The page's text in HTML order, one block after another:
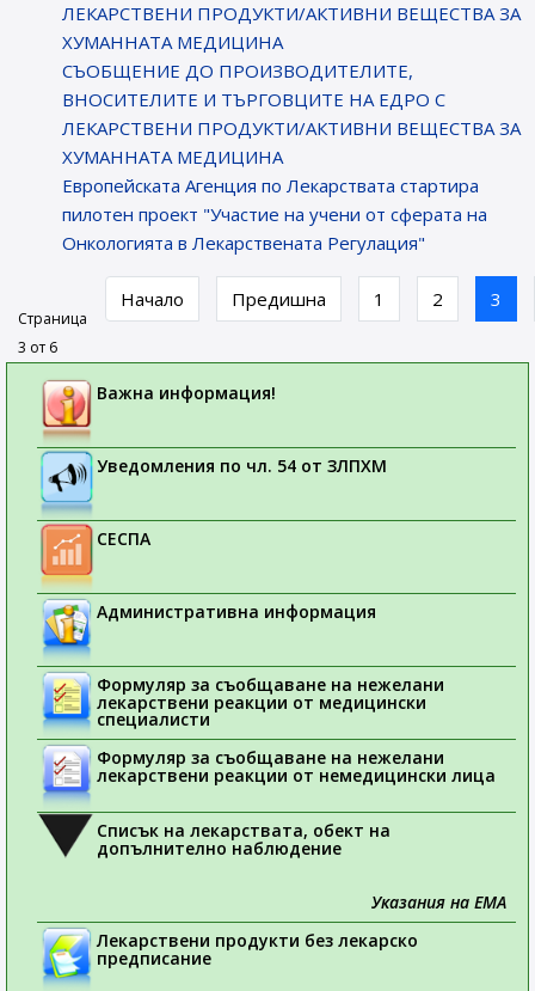
ЛЕКАРСТВЕНИ ПРОДУКТИ/АКТИВНИ ВЕЩЕСТВА ЗА
ХУМАННАТА МЕДИЦИНА
СЪОБЩЕНИЕ ДО ПРОИЗВОДИТЕЛИТЕ,
ВНОСИТЕЛИТЕ И ТЪРГОВЦИТЕ НА ЕДРО С
ЛЕКАРСТВЕНИ ПРОДУКТИ/АКТИВНИ ВЕЩЕСТВА ЗА
ХУМАННАТА МЕДИЦИНА
Европейската Агенция по Лекарствата стартира
пилотен проект "Участие на учени от сферата на
Онкологията в Лекарствената Регулация"
Страница
3 от 6
Начало Предишна 1 2 3
Важна информация!
Уведомления по чл. 54 от ЗЛПХМ
СЕСПА
Административна информация
Формуляр за съобщаване на нежелани
лекарствени реакции от медицински
специалисти
Формуляр за съобщаване на нежелани
лекарствени реакции от немедицински лица
Списък на лекарствата, обект на
допълнително наблюдение
Указания на ЕМА
Лекарствени продукти без лекарско
предписание